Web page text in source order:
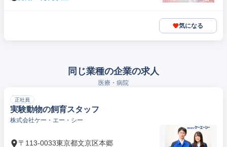
気になる
同じ業種の企業の求人
医療・病院
正社員
実験動物の飼育スタッフ
株式会社ケー・エー・シー
〒113-0033東京都文京区本郷